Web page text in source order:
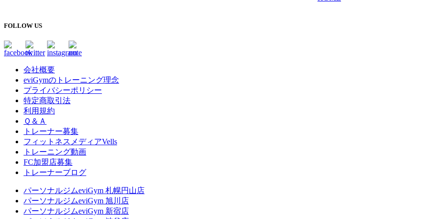
FOLLOW US
会社概要
eviGymのトレーニング理念
プライバシーポリシー
特定商取引法
利用規約
Ｑ＆Ａ
トレーナー募集
フィットネスメディアVells
トレーニング動画
FC加盟店募集
トレーナーブログ
パーソナルジムeviGym 札幌円山店
パーソナルジムeviGym 旭川店
パーソナルジムeviGym 新宿店